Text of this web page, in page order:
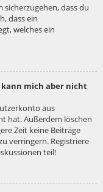
dass du
dass ein
welches ein
mich aber nicht
aus
hat. Außerdem löschen
Zeit keine Beiträge
verringern. Registriere
teil!